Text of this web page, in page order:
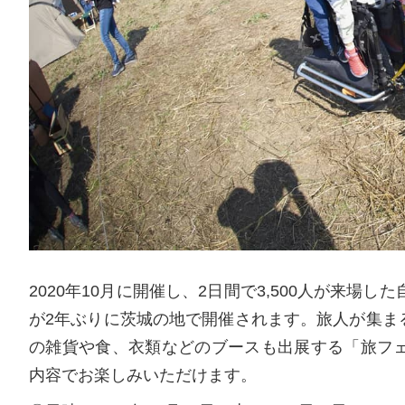
2020年10月に開催し、2日間で3,500人が来場し
が2年ぶりに茨城の地で開催されます。旅人が集
の雑貨や食、衣類などのブースも出展する「旅
内容でお楽しみいただけます。